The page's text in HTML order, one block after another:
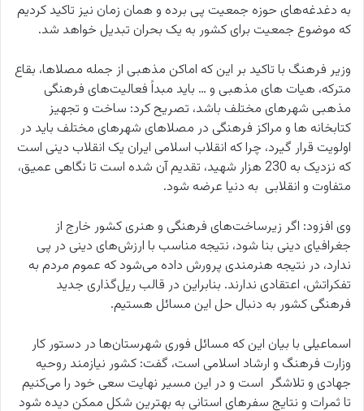
به دغدغه‌های حوزه جمعیت پی برده و همان زمان نیز تاکید کردیم
که موضوع جمعیت برای کشور به یک بحران تبدیل خواهد شد.
وزیر فرهنگ با تاکید بر این که اماکن مذهبی از جمله مصلاها، بقاع
مترکه، هیات های مذهبی و … باید مبداً فعالیت‌های فرهنگی
مذهبی شهرهای مختلف باشد، تصریح کرد: ساخت و تجهیز
کتابخانه ها و مراکز فرهنگی در مصلاهای شهرهای مختلف باید در
اولویت قرار گیرد، چرا که انقلاب اسلامی ایران یک انقلاب دینی است
که نزدیک به 230 هزار شهید، تقدیم آن شده است تا نگاهی عمیق،
متفاوت و انقلابی به دنیا عرضه شود.
وی افزود: اگر زیرساخت‌های فرهنگی و هنری کشور خارج از
جغرافیای دینی بنا شود، نتیجه مناسب با ارزش‌های دینی در پی
ندارد، در نتیجه هنرمندی پرورش داده می‌شود که عموم مردم به
تفکراتش، اعتقادی ندارند. بنابراین در قالب ریل‌گذاری جدید
فرهنگی کشور به‌ دنبال حل این مسائل هستیم.
اسماعیلی با بیان این که مسائل فوری شهرستان‌ها در دستور کار
وزارت فرهنگ و ارشاد اسلامی است، گفت: کشور نیازمند روحیه
جهادی و تلاشگر است و در این مسیر نهایت سعی خود را می‌کنیم
تا ثمرات و نتایج سفرهای استانی به بهترین شکل ممکن دیده شود